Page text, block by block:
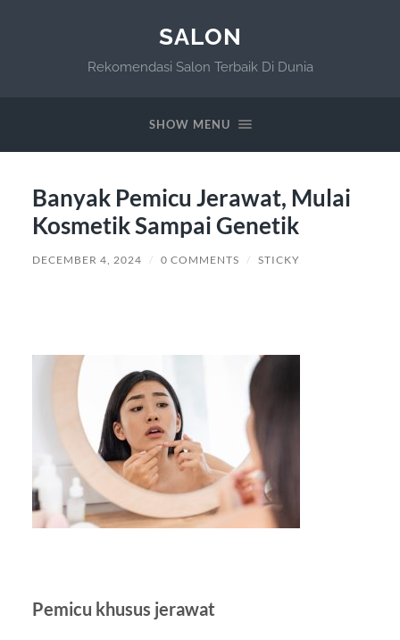
SALON
Rekomendasi Salon Terbaik Di Dunia
SHOW MENU
Banyak Pemicu Jerawat, Mulai
Kosmetik Sampai Genetik
DECEMBER 4, 2024 / 0 COMMENTS / STICKY
Pemicu khusus jerawat